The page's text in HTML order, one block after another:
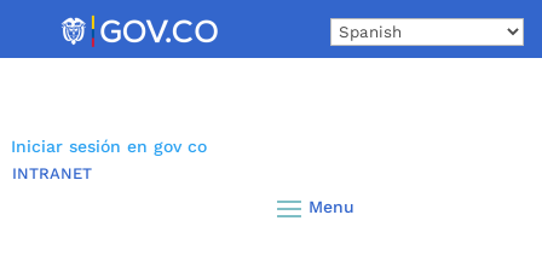
Iniciar sesión en gov co
INTRANET